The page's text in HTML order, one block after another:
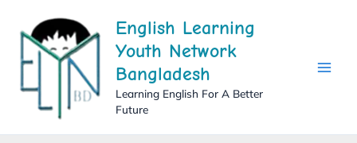
content
English Learning
Youth Network
Bangladesh
Learning English For A Better
Future